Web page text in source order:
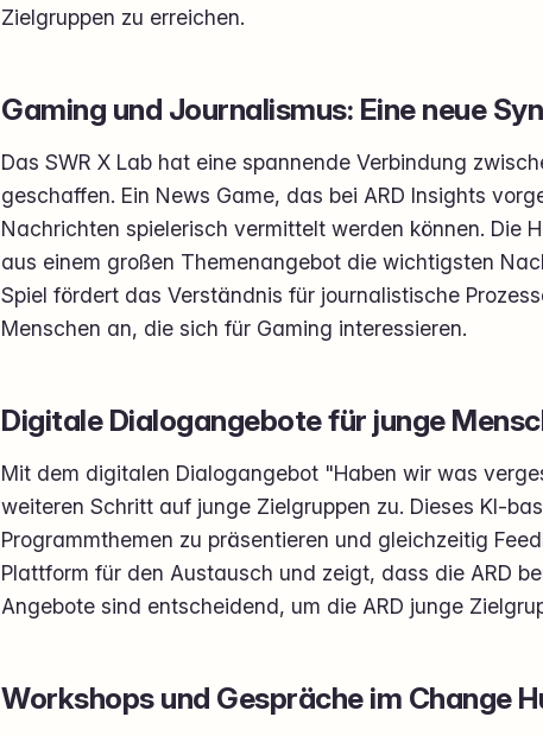
Zielgruppen zu erreichen.
Gaming und Journalismus: Eine neue
Das SWR X Lab hat eine spannende Verbindung
geschaffen. Ein News Game, das bei ARD Insights
Nachrichten spielerisch vermittelt werden können. Die
aus einem großen Themenangebot die wichtigsten
Spiel fördert das Verständnis für journalistische
Menschen an, die sich für Gaming interessieren.
Digitale Dialogangebote für junge
Mit dem digitalen Dialogangebot "Haben wir was
weiteren Schritt auf junge Zielgruppen zu. Dieses KI-
Programmthemen zu präsentieren und gleichzeitig
Plattform für den Austausch und zeigt, dass die ARD
Angebote sind entscheidend, um die ARD junge
Workshops und Gespräche im Change